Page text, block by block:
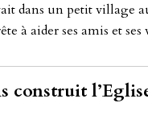
dans un pe­tit vil­la­ge
à ai­der ses amis et ses
construit